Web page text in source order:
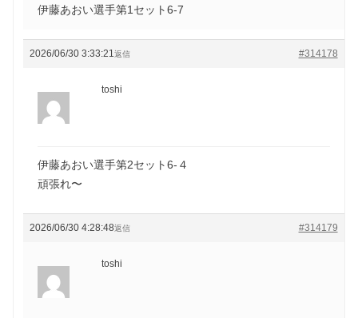
伊藤あおい選手第1セット6-7
2026/06/30 3:33:21 #314178
返信
toshi
伊藤あおい選手第2セット6-４
頑張れ〜
2026/06/30 4:28:48 #314179
返信
toshi